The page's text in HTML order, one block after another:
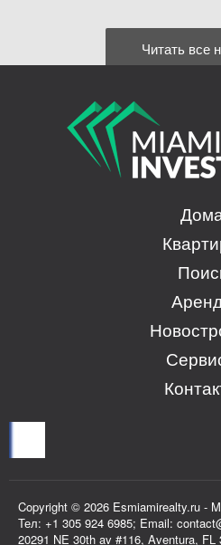
Читать все
Copyright © 2026 Esmiamirealty.ru -
Тел: +1 305 924 6985; Email:
20291 NE 30th av #116, Aventura, FL